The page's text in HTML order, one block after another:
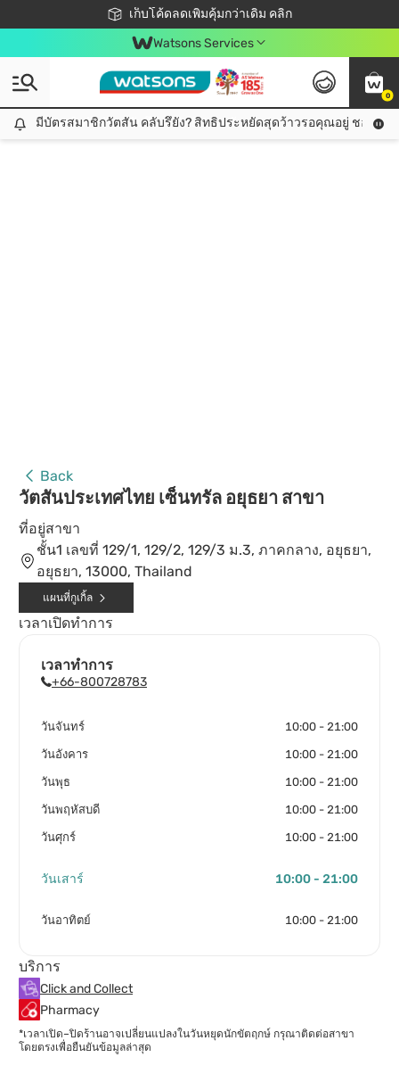
เก็บโค้ดลดเพิ่มคุ้มกว่าเดิม คลิก
ชอปออนไลน์ครั้งแรก ลดเพิ่มจุก ๆ 10%! 🎉
📦ส่งฟรี! เมื่อชอป 499฿
สมาชิกวัตสัน คลับดียังไง?
Watsons Services
0
มีบัตรสมาชิกวัตสัน คลับรึยัง? สิทธิประหยัดสุดว้าวรอคุณอยู่ ชอปคุ้มกว่าเดิม คลิก!
มีบัตรสมาชิกวัตสัน คลับรึยัง? สิทธิประหยัดสุดว้าวรอคุณอยู่ ชอปคุ้มก
Back
วัตสันประเทศไทย เซ็นทรัล อยุธยา สาขา
ที่อยู่สาขา
ชั้น1 เลขที่ 129/1, 129/2, 129/3 ม.3, ภาคกลาง, อยุธยา,
อยุธยา, 13000, Thailand
แผนที่กูเกิ้ล
เวลาเปิดทำการ
เวลาทำการ
+66-800728783
วันจันทร์ 10:00 - 21:00
วันอังคาร 10:00 - 21:00
วันพุธ 10:00 - 21:00
วันพฤหัสบดี 10:00 - 21:00
วันศุกร์ 10:00 - 21:00
วันเสาร์ 10:00 - 21:00
วันอาทิตย์ 10:00 - 21:00
บริการ
Click and Collect
Pharmacy
*เวลาเปิด–ปิดร้านอาจเปลี่ยนแปลงในวันหยุดนักขัตฤกษ์ กรุณาติดต่อสาขา
โดยตรงเพื่อยืนยันข้อมูลล่าสุด